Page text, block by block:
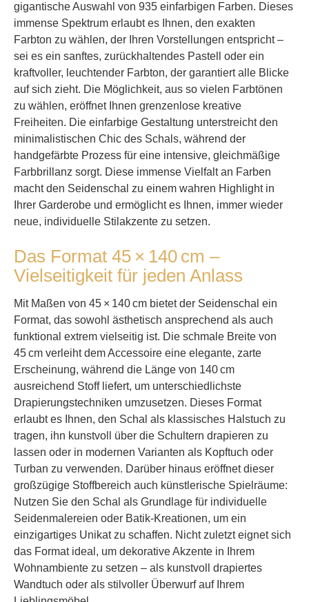
gigantische Auswahl von 935 einfarbigen Farben. Dieses
immense Spektrum erlaubt es Ihnen, den exakten
Farbton zu wählen, der Ihren Vorstellungen entspricht –
sei es ein sanftes, zurückhaltendes Pastell oder ein
kraftvoller, leuchtender Farbton, der garantiert alle Blicke
auf sich zieht. Die Möglichkeit, aus so vielen Farbtönen
zu wählen, eröffnet Ihnen grenzenlose kreative
Freiheiten. Die einfarbige Gestaltung unterstreicht den
minimalistischen Chic des Schals, während der
handgefärbte Prozess für eine intensive, gleichmäßige
Farbbrillanz sorgt. Diese immense Vielfalt an Farben
macht den Seidenschal zu einem wahren Highlight in
Ihrer Garderobe und ermöglicht es Ihnen, immer wieder
neue, individuelle Stilakzente zu setzen.
Das Format 45 × 140 cm –
Vielseitigkeit für jeden Anlass
Mit Maßen von 45 × 140 cm bietet der Seidenschal ein
Format, das sowohl ästhetisch ansprechend als auch
funktional extrem vielseitig ist. Die schmale Breite von
45 cm verleiht dem Accessoire eine elegante, zarte
Erscheinung, während die Länge von 140 cm
ausreichend Stoff liefert, um unterschiedlichste
Drapierungstechniken umzusetzen. Dieses Format
erlaubt es Ihnen, den Schal als klassisches Halstuch zu
tragen, ihn kunstvoll über die Schultern drapieren zu
lassen oder in modernen Varianten als Kopftuch oder
Turban zu verwenden. Darüber hinaus eröffnet dieser
großzügige Stoffbereich auch künstlerische Spielräume:
Nutzen Sie den Schal als Grundlage für individuelle
Seidenmalereien oder Batik-Kreationen, um ein
einzigartiges Unikat zu schaffen. Nicht zuletzt eignet sich
das Format ideal, um dekorative Akzente in Ihrem
Wohnambiente zu setzen – als kunstvoll drapiertes
Wandtuch oder als stilvoller Überwurf auf Ihrem